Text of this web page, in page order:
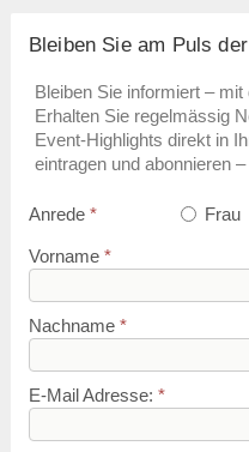
Bleiben Sie am Puls
Bleiben Sie informiert –
Erhalten Sie regelmässig
Event-Highlights direkt in
eintragen und abonnieren
Anrede * Frau
Vorname *
Nachname *
E-Mail Adresse: *